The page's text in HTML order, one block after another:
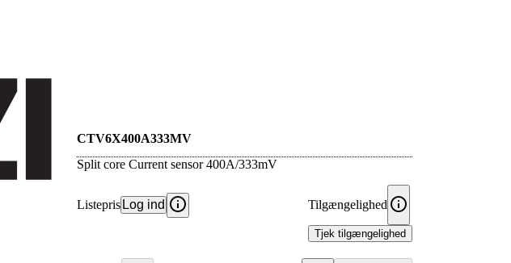
CTV6X400A333MV
Split core Current sensor 400A/333mV
Listepris Log ind Tilgængelighed
Tjek tilgængelighed